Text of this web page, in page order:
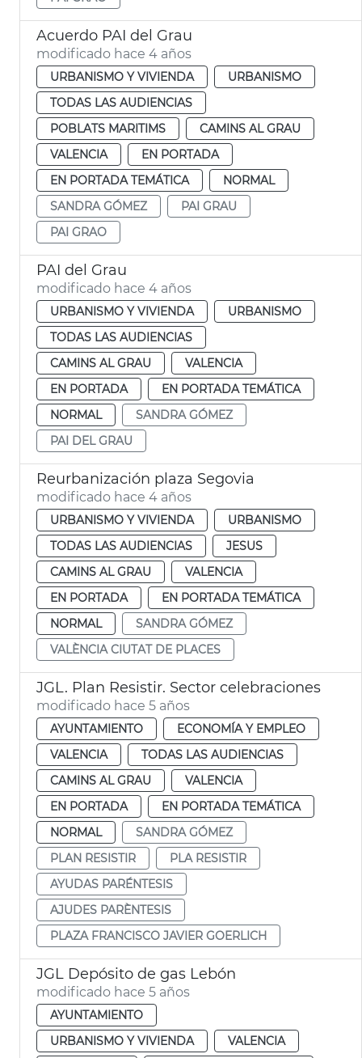
Acuerdo PAI del Grau
modificado hace 4 años
URBANISMO Y VIVIENDA
URBANISMO
TODAS LAS AUDIENCIAS
POBLATS MARITIMS
CAMINS AL GRAU
VALENCIA
EN PORTADA
EN PORTADA TEMÁTICA
NORMAL
SANDRA GÓMEZ
PAI GRAU
PAI GRAO
PAI del Grau
modificado hace 4 años
URBANISMO Y VIVIENDA
URBANISMO
TODAS LAS AUDIENCIAS
CAMINS AL GRAU
VALENCIA
EN PORTADA
EN PORTADA TEMÁTICA
NORMAL
SANDRA GÓMEZ
PAI DEL GRAU
Reurbanización plaza Segovia
modificado hace 4 años
URBANISMO Y VIVIENDA
URBANISMO
TODAS LAS AUDIENCIAS
JESUS
CAMINS AL GRAU
VALENCIA
EN PORTADA
EN PORTADA TEMÁTICA
NORMAL
SANDRA GÓMEZ
VALÈNCIA CIUTAT DE PLACES
JGL. Plan Resistir. Sector celebraciones
modificado hace 5 años
AYUNTAMIENTO
ECONOMÍA Y EMPLEO
VALENCIA
TODAS LAS AUDIENCIAS
CAMINS AL GRAU
VALENCIA
EN PORTADA
EN PORTADA TEMÁTICA
NORMAL
SANDRA GÓMEZ
PLAN RESISTIR
PLA RESISTIR
AYUDAS PARÉNTESIS
AJUDES PARÈNTESIS
PLAZA FRANCISCO JAVIER GOERLICH
JGL Depósito de gas Lebón
modificado hace 5 años
AYUNTAMIENTO
URBANISMO Y VIVIENDA
VALENCIA